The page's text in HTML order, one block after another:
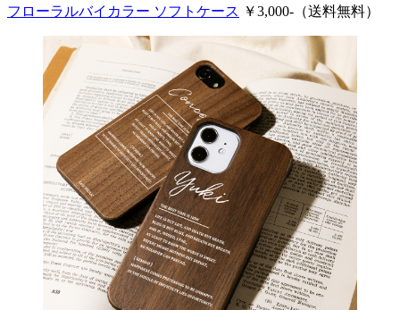
フローラルバイカラー ソフトケース ￥3,000-（送料無料）